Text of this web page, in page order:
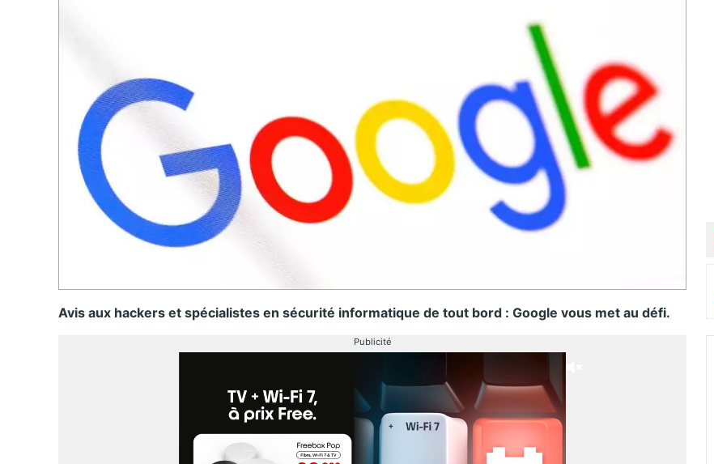
Avis aux hackers et spécialistes en sécurité informatique de tout bord : Google vous met au défi.
Publicité